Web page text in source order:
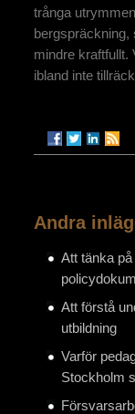
trånga
bergspräckning,
mindre kraftfullt.
ibland inte
Andra
Att tänka
Att förstå
utbildning
Varför
Stockholm